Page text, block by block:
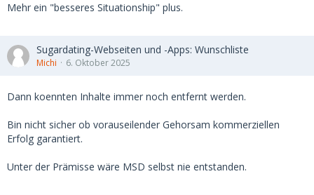
Mehr ein "besseres Situationship" plus.
Sugardating-Webseiten und -Apps: Wunschliste
Michi 6. Oktober 2025
Dann koennten Inhalte immer noch entfernt werden.
Bin nicht sicher ob vorauseilender Gehorsam kommerziellen
Erfolg garantiert.
Unter der Prämisse wäre MSD selbst nie entstanden.